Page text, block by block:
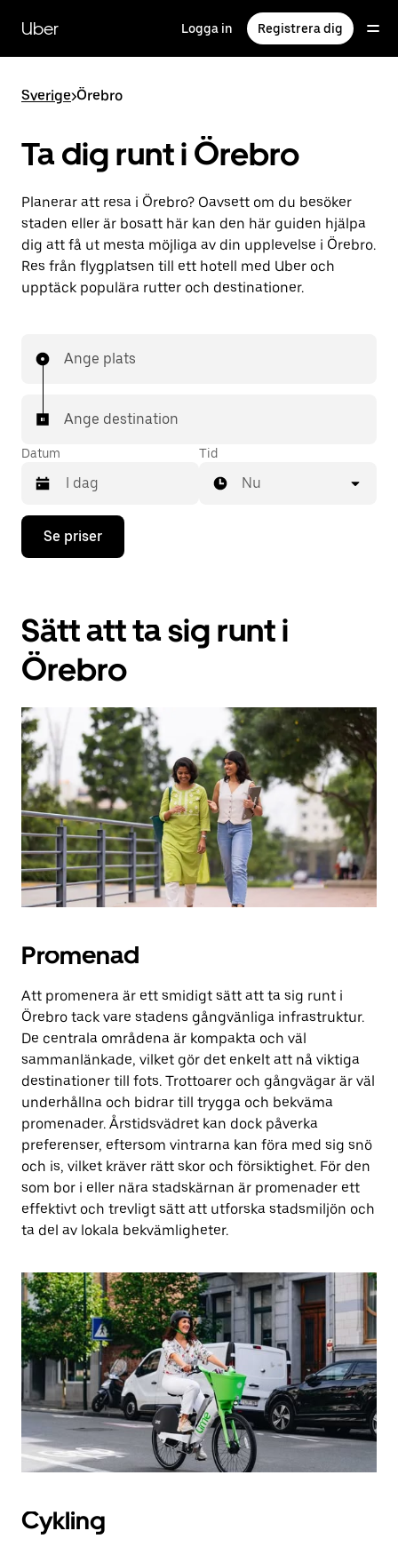
huvudinnehållet
Uber Logga in Registrera dig
Sverige>Örebro
Ta dig runt i Örebro
Planerar att resa i Örebro? Oavsett om du besöker
staden eller är bosatt här kan den här guiden hjälpa
dig att få ut mesta möjliga av din upplevelse i Örebro.
Res från flygplatsen till ett hotell med Uber och
upptäck populära rutter och destinationer.
Ange plats
Ange destination
Datum
Tryck
nedåtpilen
kalendern
och
välja
ett
på
ESC-
knappen
för
att
stänga
kalendern.
Tid
Nu
Se priser
Sätt att ta sig runt i
Örebro
Promenad
Att promenera är ett smidigt sätt att ta sig runt i
Örebro tack vare stadens gångvänliga infrastruktur.
De centrala områdena är kompakta och väl
sammanlänkade, vilket gör det enkelt att nå viktiga
destinationer till fots. Trottoarer och gångvägar är väl
underhållna och bidrar till trygga och bekväma
promenader. Årstidsvädret kan dock påverka
preferenser, eftersom vintrarna kan föra med sig snö
och is, vilket kräver rätt skor och försiktighet. För den
som bor i eller nära stadskärnan är promenader ett
effektivt och trevligt sätt att utforska stadsmiljön och
ta del av lokala bekvämligheter.
Cykling